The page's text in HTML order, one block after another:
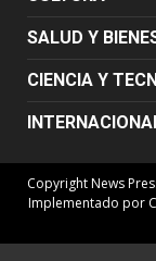
SALUD Y
CIENCIA Y
Copyright News
Implementado por